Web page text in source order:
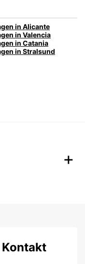
in Alicante
in Valencia
in Catania
in Stralsund
Kontakt